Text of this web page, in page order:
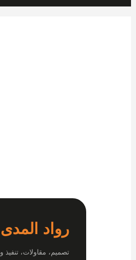
رواد المدى
تصميم، مقاولات، تنفيذ